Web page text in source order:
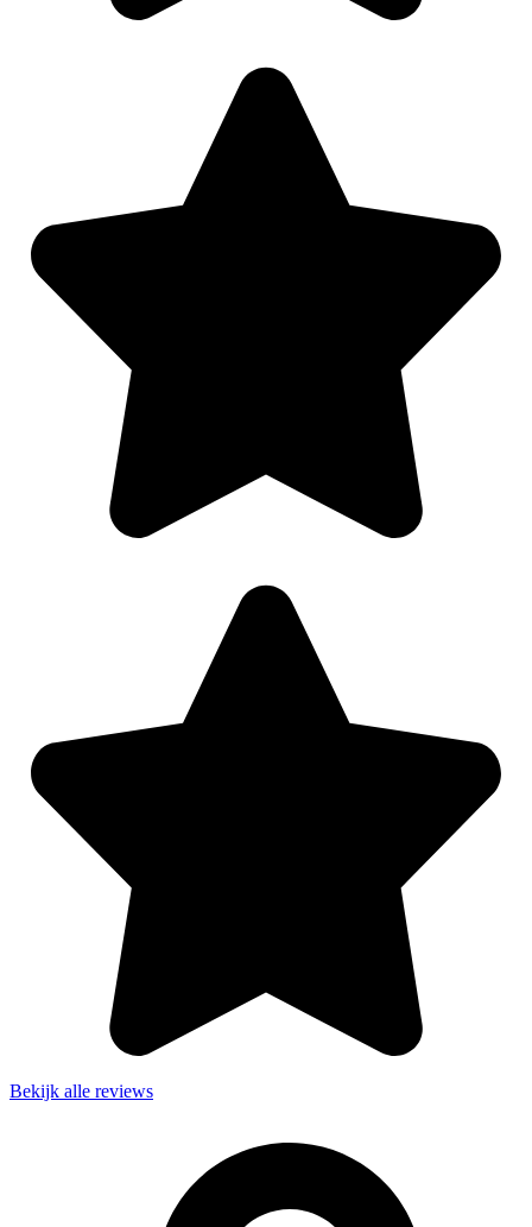
Bekijk alle reviews